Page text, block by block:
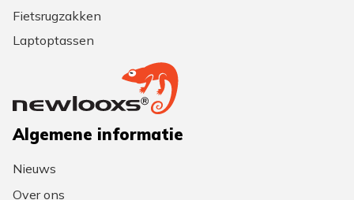
Fietsrugzakken
Laptoptassen
Algemene informatie
Nieuws
Over ons